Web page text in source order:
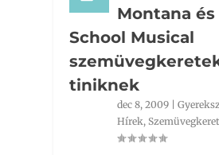
Montana
School Musical
tiniknek
dec 8, 2009 |
Hírek, Szemüvegkeret